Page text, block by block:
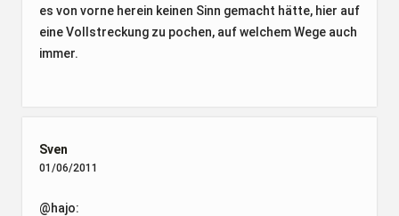
es von vorne herein keinen Sinn gemacht hätte, hier auf
eine Vollstreckung zu pochen, auf welchem Wege auch
immer.
Sven
01/06/2011
@hajo: